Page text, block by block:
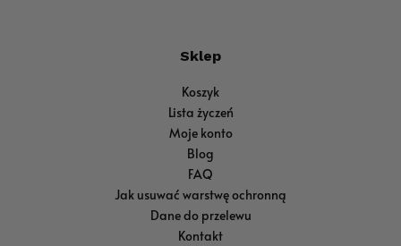
Sklep
Koszyk
Lista życzeń
Moje konto
Blog
FAQ
Jak usuwać warstwę ochronną
Dane do przelewu
Kontakt